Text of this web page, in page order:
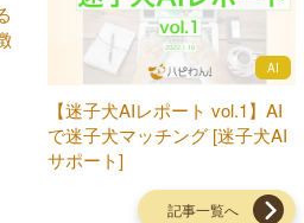
AI
【迷子犬AIレポート vol.1】AI
で迷子犬マッチング [迷子犬AI
サポート]
記事一覧へ